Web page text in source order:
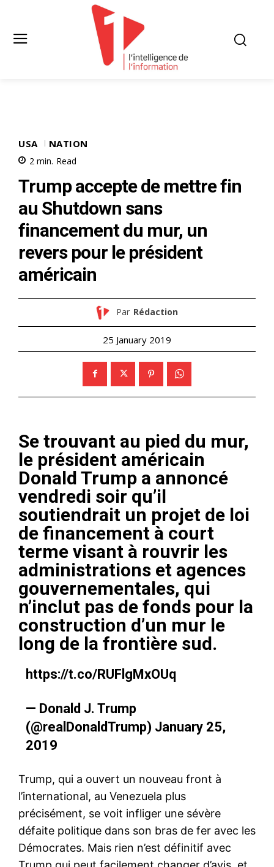
USA NATION
2 min. Read
Trump accepte de mettre fin
au Shutdown sans
financement du mur, un
revers pour le président
américain
Par Rédaction
25 January 2019
Se trouvant au pied du mur,
le président américain
Donald Trump a annoncé
vendredi soir qu’il
soutiendrait un projet de loi
de financement à court
terme visant à rouvrir les
administrations et agences
gouvernementales, qui
n’inclut pas de fonds pour la
construction d’un mur le
long de la frontière sud.
https://t.co/RUFlgMxOUq
— Donald J. Trump
(@realDonaldTrump) January 25,
2019
Trump, qui a ouvert un nouveau front à
l’international, au Venezuela plus
précisément, se voit infliger une sévère
défaite politique dans son bras de fer avec les
Démocrates. Mais rien n’est définitif avec